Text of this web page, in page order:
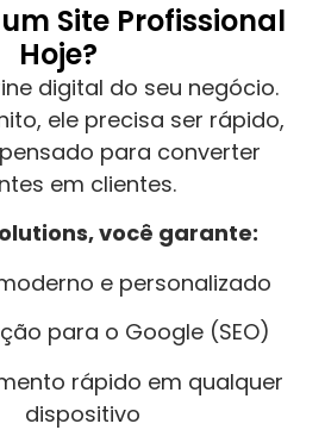
Site Profissional
Hoje?
digital do seu negócio.
ele precisa ser rápido,
para converter
em clientes.
você garante:
e personalizado
para o Google (SEO)
rápido em qualquer
dispositivo